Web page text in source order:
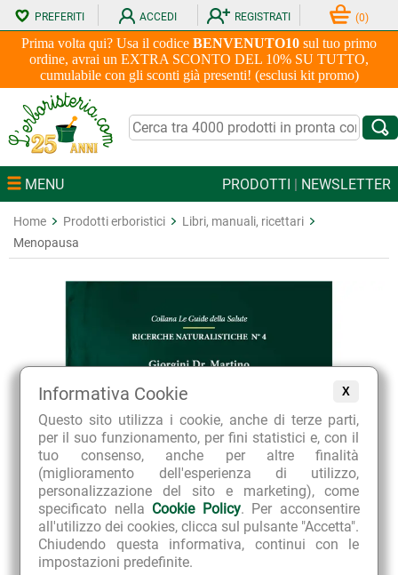
X
Informativa Cookie
Questo sito utilizza i cookie, anche di terze parti,
per il suo funzionamento, per fini statistici e, con il
tuo consenso, anche per altre finalità
(miglioramento dell'esperienza di utilizzo,
personalizzazione del sito e marketing), come
specificato nella Cookie Policy. Per acconsentire
all'utilizzo dei cookies, clicca sul pulsante "Accetta".
Chiudendo questa informativa, continui con le
impostazioni predefinite.
Prima volta qui? Usa il codice BENVENUTO10 sul tuo primo
ordine, avrai un EXTRA SCONTO DEL 10% SU TUTTO,
cumulabile con gli sconti già presenti! (esclusi kit promo)
PREFERITI ACCEDI REGISTRATI (0)
MENU PRODOTTI | NEWSLETTER
Home Prodotti erboristici
Libri, manuali, ricettari
Menopausa